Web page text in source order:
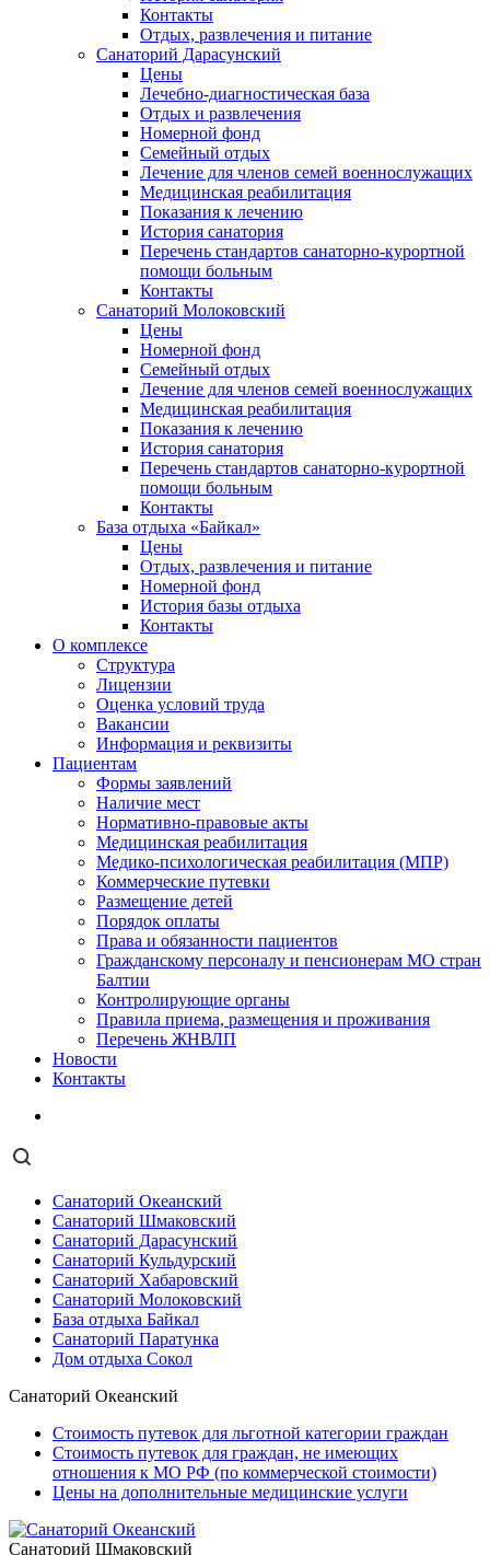
Контакты
Отдых, развлечения и питание
Санаторий Дарасунский
Цены
Лечебно-диагностическая база
Отдых и развлечения
Номерной фонд
Семейный отдых
Лечение для членов семей военнослужащих
Медицинская реабилитация
Показания к лечению
История санатория
Перечень стандартов санаторно-курортной
помощи больным
Контакты
Санаторий Молоковский
Цены
Номерной фонд
Семейный отдых
Лечение для членов семей военнослужащих
Медицинская реабилитация
Показания к лечению
История санатория
Перечень стандартов санаторно-курортной
помощи больным
Контакты
База отдыха «Байкал»
Цены
Отдых, развлечения и питание
Номерной фонд
История базы отдыха
Контакты
О комплексе
Структура
Лицензии
Оценка условий труда
Вакансии
Информация и реквизиты
Пациентам
Формы заявлений
Наличие мест
Нормативно-правовые акты
Медицинская реабилитация
Медико-психологическая реабилитация (МПР)
Коммерческие путевки
Размещение детей
Порядок оплаты
Права и обязанности пациентов
Гражданскому персоналу и пенсионерам МО стран
Балтии
Контролирующие органы
Правила приема, размещения и проживания
Перечень ЖНВЛП
Новости
Контакты
Санаторий Океанский
Санаторий Шмаковский
Санаторий Дарасунский
Санаторий Кульдурский
Санаторий Хабаровский
Санаторий Молоковский
База отдыха Байкал
Санаторий Паратунка
Дом отдыха Сокол
Санаторий Океанский
Стоимость путевок для льготной категории граждан
Стоимость путевок для граждан, не имеющих
отношения к МО РФ (по коммерческой стоимости)
Цены на дополнительные медицинские услуги
Санаторий Шмаковский